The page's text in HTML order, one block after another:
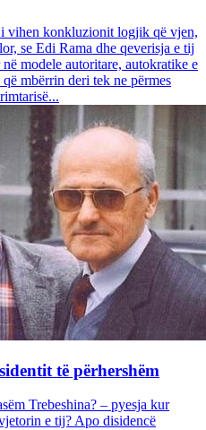
vihen konkluzionit logjik që vjen,
se Edi Rama dhe qeverisja e tij
modele autoritare, autokratike e
mbërrin deri tek ne përmes
të përhershëm
Trebeshina? – pyesja kur
e tij? Apo disidencë